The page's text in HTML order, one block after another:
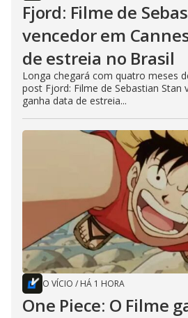
Fjord: Filme de
vencedor em
de estreia no Brasil
Longa chegará com quatro meses
post Fjord: Filme de Sebastian Stan
ganha data de estreia...
O VÍCIO / HÁ 1 HORA
One Piece: O Filme